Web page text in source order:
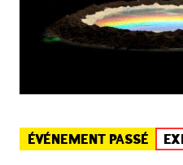
ÉVÉNEMENT PASSÉ